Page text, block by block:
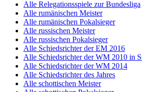
Alle Relegationsspiele zur Bundesliga
Alle rumänischen Meister
Alle rumänischen Pokalsieger
Alle russischen Meister
Alle russischen Pokalsieger
Alle Schiedsrichter der EM 2016
Alle Schiedsrichter der WM 2010 in
Alle Schiedsrichter der WM 2014
Alle Schiedsrichter des Jahres
Alle schottischen Meister